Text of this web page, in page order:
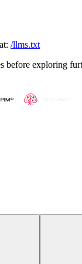
/llms.txt
before exploring